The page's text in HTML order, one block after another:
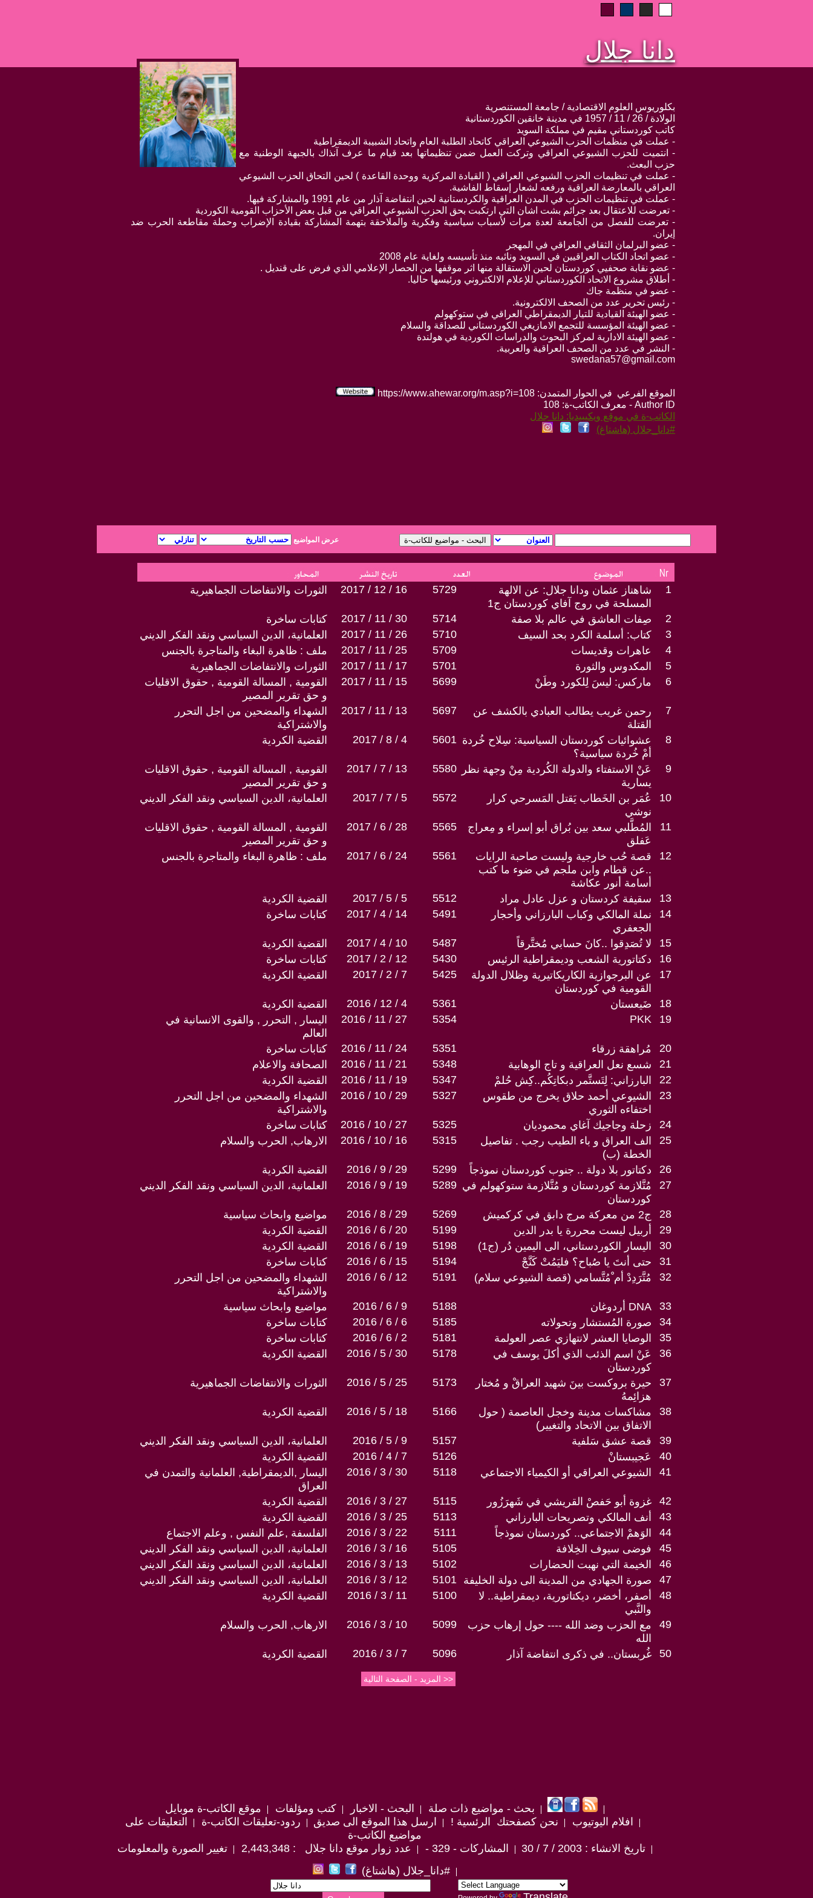
دانا جلال
بكلوريوس العلوم الاقتصادية / جامعة المستنصرية
الولادة / 26 / 11 / 1957 في مدينة خانقين الكوردستانية
كاتب كوردستاني مقيم في مملكة السويد
- عملت في منظمات الحزب الشيوعي العراقي كاتحاد الطلبة العام واتحاد الشبيبة الديمقراطية
- انتميت للحزب الشيوعي العراقي وتركت العمل ضمن تنظيماتها بعد قيام ما عرف آنذاك بالجبهة الوطنية مع
حزب البعث.
- عملت في تنظيمات الحزب الشيوعي العراقي ( القيادة المركزية ووحدة القاعدة ) لحين التحاق الحزب الشيوعي
العراقي بالمعارضة العراقية ورفعه لشعار إسقاط الفاشية.
- عملت في تنظيمات الحزب في المدن العراقية والكردستانية لحين انتفاضة آذار من عام 1991 والمشاركة فيها.
- تعرضت للاعتقال بعد جرائم بشت اشان التي ارتكبت بحق الحزب الشيوعي العراقي من قبل بعض الأحزاب القومية الكوردية
- تعرضت للفصل من الجامعة لعدة مرات لأسباب سياسية وفكرية والملاحقة بتهمة المشاركة بقيادة الإضراب وحملة مقاطعة الحرب ضد
إيران.
- عضو البرلمان الثقافي العراقي في المهجر
- عضو اتحاد الكتاب العراقيين في السويد ونائبه منذ تأسيسه ولغاية عام 2008
- عضو نقابة صحفيي كوردستان لحين الاستقالة منها اثر موقفها من الحصار الإعلامي الذي فرض على قنديل .
- أطلاق مشروع الاتحاد الكوردستاني للإعلام الالكتروني ورئيسها حاليا.
- عضو في منظمة جاك
- رئيس تحرير عدد من الصحف الالكترونية.
- عضو الهيئة القيادية للتيار الديمقراطي العراقي في ستوكهولم
- عضو الهيئة المؤسسة للتجمع الامازيغي الكوردستاني للصداقة والسلام
- عضو الهيئة الادارية لمركز البحوث والدراسات الكوردية في هولندة
- النشر في عدد من الصحف العراقية والعربية.
swedana57@gmail.com
الموقع الفرعي في الحوار المتمدن: https://www.ahewar.org/m.asp?i=108
Author ID - معرف الكاتب-ة: 108
الكاتب-ة في موقع ويكيبيديا: دانا جلال
#دانا_جلال (هاشتاغ)
عرض المواضيع
الثورات والانتفاضات الجماهيرية 2017 / 12 / 16 5729
شاهناز عثمان ودانا جلال: عن الالهة
المسلحة في روج آفاي كوردستان ج1
1
كتابات ساخرة 2017 / 11 / 30 5714 صِفات العاشق في عالم بلا صفة
2
العلمانية، الدين السياسي ونقد الفكر الديني
2017 / 11 / 26 5710 كتاب: أسلمة الكرد بحد السيف
3
ملف : ظاهرة البغاء والمتاجرة بالجنس
2017 / 11 / 25 5709 عاهرات وقديسات
4
الثورات والانتفاضات الجماهيرية
2017 / 11 / 17 5701 المكدوس والثورة
5
القومية , المسالة القومية , حقوق الاقليات
و حق تقرير المصير
2017 / 11 / 15 5699 ماركس: ليسَ لِلكورد وطَنْ 6
الشهداء والمضحين من اجل التحرر
والاشتراكية
2017 / 11 / 13 5697
رحمن غريب يطالب العبادي بالكشف عن
القتلة
7
القضية الكردية 2017 / 8 / 4 5601 عشوائيات كوردستان السياسية: سِلاح خُردة
أمْ خُردة سياسية؟
8
القومية , المسالة القومية , حقوق الاقليات
و حق تقرير المصير
2017 / 7 / 13 5580
عَنْ الاستفتاء والدولة الكُردية مِنْ وجهة نظر
يسارية
9
العلمانية، الدين السياسي ونقد الفكر الديني 2017 / 7 / 5 5572
عُمَر بن الخَطاب يَقتل المَسرحي كرار
نوشي
10
القومية , المسالة القومية , حقوق الاقليات
و حق تقرير المصير
2017 / 6 / 28 5565
المُطَّلبي سعد بين بُراق أبو إسراء و مِعراج
عَفلق
11
ملف : ظاهرة البغاء والمتاجرة بالجنس 2017 / 6 / 24 5561
قصة حُب خارجية وليست صاحبة الرايات
..عن قطام وابن ملجم في ضوء ما كتب
أسامة أنور عكاشة
12
القضية الكردية 2017 / 5 / 5 5512 سقيفة كردستان و عزل عادل مراد
13
كتابات ساخرة
2017 / 4 / 14 5491
نملة المالكي وكباب البارزاني وأحجار
الجعفري
14
القضية الكردية 2017 / 4 / 10 5487 لا تُصَدِقوا ..كانَ حسابي مُختَّرقاً
15
كتابات ساخرة
2017 / 2 / 12 5430 دكتاتورية الشعب وديمقراطية الرئيس
16
القضية الكردية
2017 / 2 / 7 5425
عن البرجوازية الكاريكاتيرية وظلال الدولة
القومية في كوردستان
17
القضية الكردية 2016 / 12 / 4 5361 ضَيعستان
18
اليسار , التحرر , والقوى الانسانية في
العالم
2016 / 11 / 27 5354 PKK 19
كتابات ساخرة 2016 / 11 / 24 5351 مُراهقة زرقاء
20
الصحافة والاعلام
2016 / 11 / 21 5348 شسع نعل العراقية و تاج الوهابية
21
القضية الكردية
2016 / 11 / 19 5347 البارزاني: لِتَستَّمر دبكاتِكُم..كِش حُلمْ
22
الشهداء والمضحين من اجل التحرر
والاشتراكية
2016 / 10 / 29 5327
الشيوعي أحمد حلاق يخرج من طقوس
اختفاءه الثوري
23
كتابات ساخرة 2016 / 10 / 27 5325 زحلة وجاجيك آغاي محموديان
24
الارهاب, الحرب والسلام
2016 / 10 / 16 5315
الف العراق و باء الطيب رجب . تفاصيل
الخطة (ب)
25
القضية الكردية 2016 / 9 / 29 5299 دكتاتور بلا دولة .. جنوب كوردستان نموذجاً
26
العلمانية، الدين السياسي ونقد الفكر الديني
2016 / 9 / 19 5289 مُتَّلازمة كوردستان و مُتَّلازمة ستوكهولم في
كوردستان
27
مواضيع وابحاث سياسية 2016 / 8 / 29 5269 ج2 من معركة مرج دابق في كركميش
28
القضية الكردية
2016 / 6 / 20 5199 أربيل ليست محررة يا بدر الدين
29
القضية الكردية
2016 / 6 / 19 5198 اليسار الكوردستاني، الى اليمين دُر (ج1)
30
كتابات ساخرة
2016 / 6 / 15 5194 حتى أنتَ يا صُباح؟ فليَمُتْ كَنَّجْ
31
الشهداء والمضحين من اجل التحرر
والاشتراكية
2016 / 6 / 12 5191 مُتَّرَدِدْ أم ْمُتَّسامي (قصة الشيوعي سلام) 32
مواضيع وابحاث سياسية 2016 / 6 / 9 5188 DNA أردوغان
33
كتابات ساخرة
2016 / 6 / 6 5185 صورة المُستشار وتحولاته
34
كتابات ساخرة
2016 / 6 / 2 5181 الوصايا العشر لانتهازي عصر العولمة
35
القضية الكردية
2016 / 5 / 30 5178
عَنْ اسم الذئب الذي أكلَ يوسف في
كوردستان
36
الثورات والانتفاضات الجماهيرية 2016 / 5 / 25 5173
حيرة بروكست بينَ شهيد العراقْ و مُختار
هزائِمهُ
37
القضية الكردية 2016 / 5 / 18 5166
مشاكسات مدينة وخجل العاصمة ( حول
الاتفاق بين الاتحاد والتغيير)
38
العلمانية، الدين السياسي ونقد الفكر الديني 2016 / 5 / 9 5157 قصة عشق سَلفية
39
القضية الكردية
2016 / 4 / 7 5126 عَجيبستانْ
40
اليسار ,الديمقراطية, العلمانية والتمدن في
العراق
2016 / 3 / 30 5118 الشيوعي العراقي أو الكيمياء الاجتماعي 41
القضية الكردية 2016 / 3 / 27 5115 غزوة أبو حَفصْ القريشي في شَهرَزُور
42
القضية الكردية
2016 / 3 / 25 5113 أنف المالكي وتصريحات البارزاني
43
الفلسفة ,علم النفس , وعلم الاجتماع
2016 / 3 / 22 5111 الوَهمْ الاجتماعي.. كوردستان نموذجاً
44
العلمانية، الدين السياسي ونقد الفكر الديني
2016 / 3 / 16 5105 فوضى سيوف الخِلافة
45
العلمانية، الدين السياسي ونقد الفكر الديني
2016 / 3 / 13 5102 الخيمة التي نهبت الحضارات
46
العلمانية، الدين السياسي ونقد الفكر الديني
2016 / 3 / 12 5101 صورة الجهادي من المدينة الى دولة الخليفة
47
القضية الكردية
2016 / 3 / 11 5100
أصفر، أخضر، ديكتاتورية، ديمقراطية.. لا
والنَّبي
48
الارهاب, الحرب والسلام 2016 / 3 / 10 5099
مع الحزب وضد الله ---- حول إرهاب حزب
الله
49
القضية الكردية 2016 / 3 / 7 5096 غُربستان.. في ذكرى انتفاضة آذار 50
بحث - مواضيع ذات صلة البحث - الاخبار كتب ومؤلفات
موقع الكاتب-ة موبايل
افلام اليوتيوب
نحن كصفحتك الرئسية ! ارسل هذا الموقع الى صديق ردود-تعليقات الكاتب-ة
التعليقات على
مواضيع الكاتب-ة
تاريخ الانشاء : 2003 / 7 / 30
المشاركات - 329 - عدد زوار موقع دانا جلال : 2,443,348
تغيير الصورة والمعلومات
#دانا_جلال (هاشتاغ)